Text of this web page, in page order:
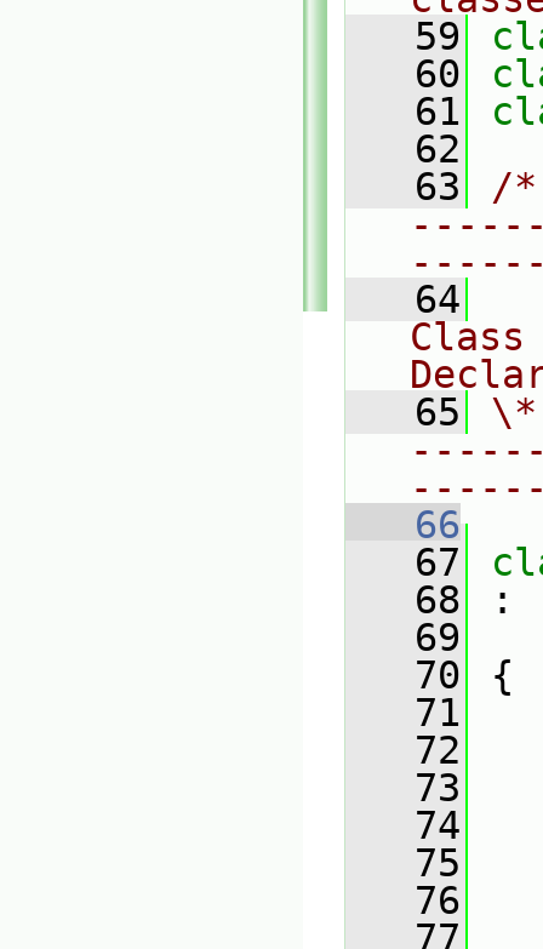
   59
   60
   61
   62
   63
/
   64
Class
   65
   66
   67
   68
:
   69
   70
{
   71
   72
   73
   74
   75
   76
   77